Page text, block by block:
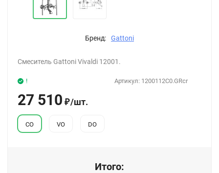
Бренд: Gattoni
Смеситель Gattoni Vivaldi 12001.
Артикул: 1200112C0.GRcr
!
27 510 ₽/шт.
CO VO DO
Итого: